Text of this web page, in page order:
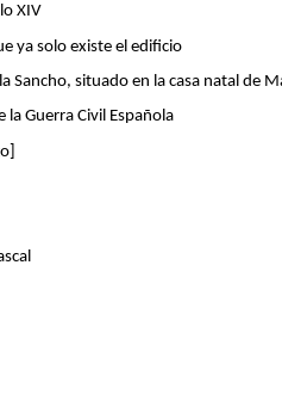
XIV
ya solo existe el edificio
Sancho, situado en la casa natal de
Guerra Civil Española